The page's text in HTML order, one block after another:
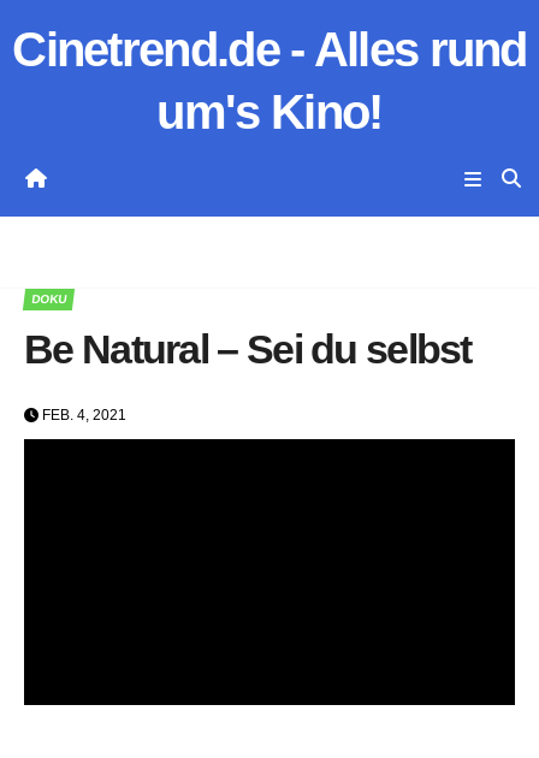
Inhalt
Cinetrend.de - Alles rund
um's Kino!
DOKU
Be Natural – Sei du selbst
FEB. 4, 2021